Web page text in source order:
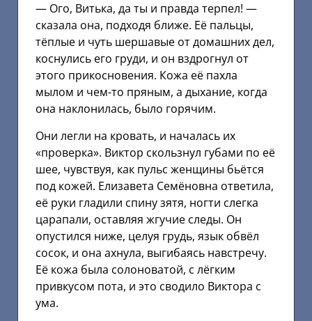
— Ого, Витька, да ты и правда терпел! —
сказала она, подходя ближе. Её пальцы,
тёплые и чуть шершавые от домашних дел,
коснулись его груди, и он вздрогнул от
этого прикосновения. Кожа её пахла
мылом и чем-то пряным, а дыхание, когда
она наклонилась, было горячим.
Они легли на кровать, и началась их
«проверка». Виктор скользнул губами по её
шее, чувствуя, как пульс женщины бьётся
под кожей. Елизавета Семёновна ответила,
её руки гладили спину зятя, ногти слегка
царапали, оставляя жгучие следы. Он
опустился ниже, целуя грудь, язык обвёл
сосок, и она ахнула, выгибаясь навстречу.
Её кожа была солоноватой, с лёгким
привкусом пота, и это сводило Виктора с
ума.